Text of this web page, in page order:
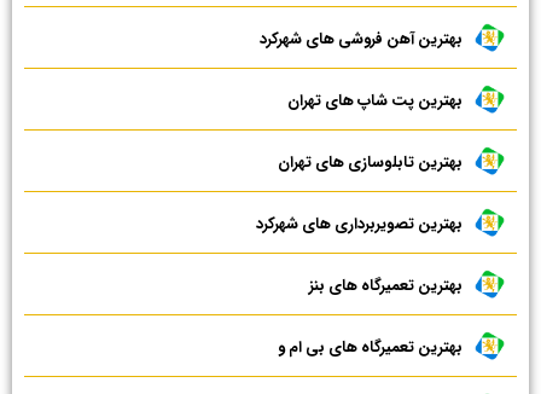
بهترین آهن فروشی های شهرکرد
بهترین پت شاپ های تهران
بهترین تابلوسازی های تهران
بهترین تصویربرداری های شهرکرد
بهترین تعمیرگاه های بنز
بهترین تعمیرگاه های بی ام و